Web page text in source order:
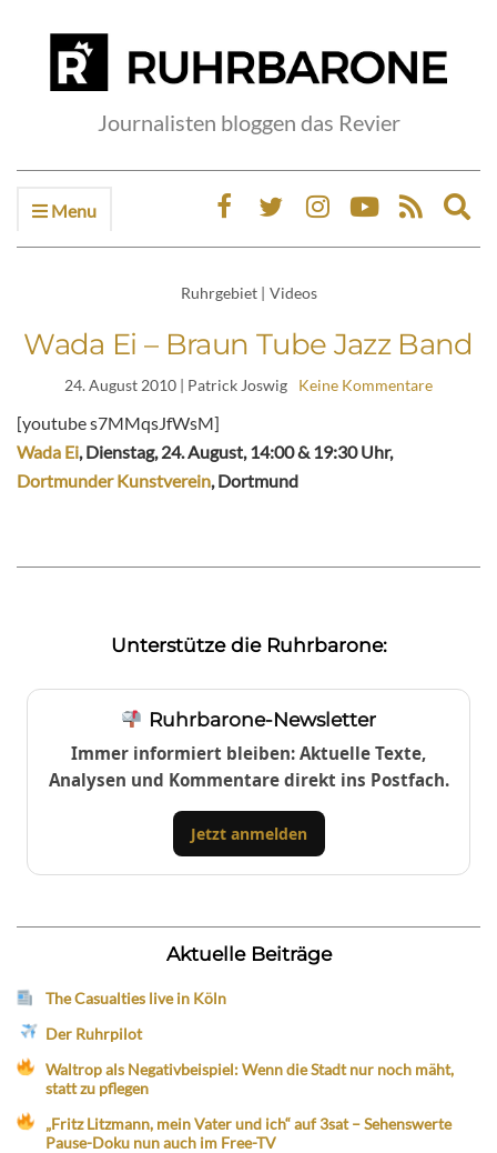
Journalisten bloggen das Revier
Menu
Ruhrgebiet | Videos
Wada Ei – Braun Tube Jazz Band
24. August 2010 | Patrick Joswig Keine Kommentare
[youtube s7MMqsJfWsM]
Wada Ei, Dienstag, 24. August, 14:00 & 19:30 Uhr,
Dortmunder Kunstverein, Dortmund
Unterstütze die Ruhrbarone:
Ruhrbarone-Newsletter
Immer informiert bleiben: Aktuelle Texte,
Analysen und Kommentare direkt ins Postfach.
Jetzt anmelden
Aktuelle Beiträge
The Casualties live in Köln
Der Ruhrpilot
Waltrop als Negativbeispiel: Wenn die Stadt nur noch mäht,
statt zu pflegen
„Fritz Litzmann, mein Vater und ich“ auf 3sat – Sehenswerte
Pause-Doku nun auch im Free-TV